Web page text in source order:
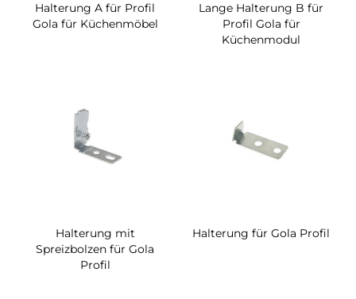
Halterung A für Profil
Gola für Küchenmöbel
Lange Halterung B für
Profil Gola für
Küchenmodul
Halterung mit
Spreizbolzen für Gola
Profil
Halterung für Gola Profil